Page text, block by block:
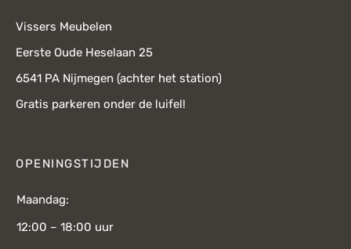
Vissers Meubelen
Eerste Oude Heselaan 25
6541 PA Nijmegen (achter het station)
Gratis parkeren onder de luifel!
OPENINGSTIJDEN
Maandag:
12:00 – 18:00 uur